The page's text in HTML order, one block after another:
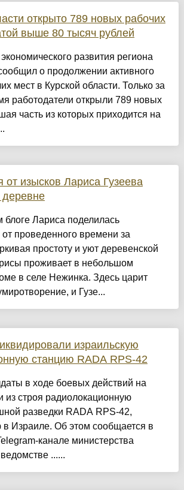
открыто 789 новых рабочих
выше 80 тысяч рублей
развития региона
о продолжении активного
мест в Курской области. Только за
работодатели открыли 789 новых
часть из которых приходится на
от изысков Лариса Гузеева
деревне
блоге Лариса поделилась
проведенного времени за
простоту и уют деревенской
проживает в небольшом
в селе Нежинка. Здесь царит
и Гузе...
израильскую
станцию RADA RPS-42
в ходе боевых действий на
из строя радиолокационную
разведки RADA RPS-42,
в Израиле. Об этом сообщается в
канале министерства
......